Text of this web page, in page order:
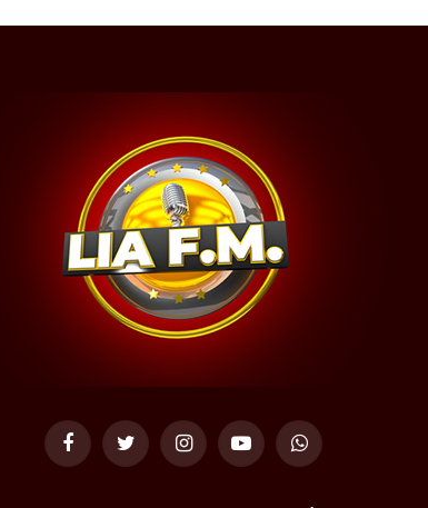
FacebookTwitter InstagramYouTubeWhatsApp